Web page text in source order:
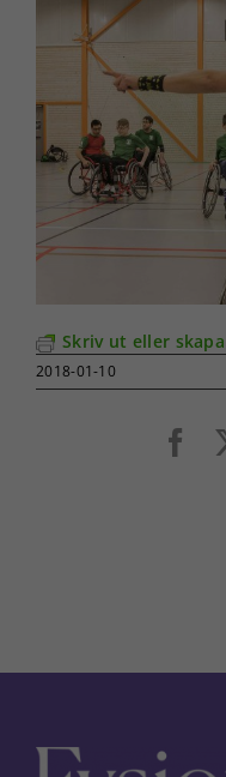
Skriv ut eller
2018-01-10